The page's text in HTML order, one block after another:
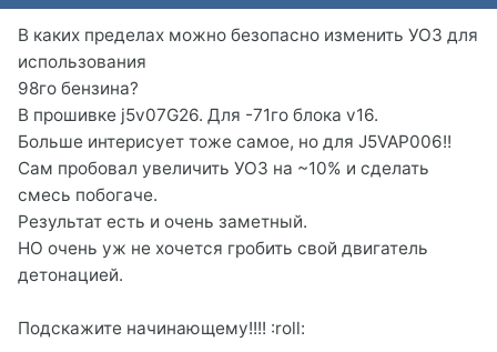
В каких пределах можно безопасно изменить УОЗ для
использования
98го бензина?
В прошивке j5v07G26. Для -71го блока v16.
Больше интерисует тоже самое, но для J5VAP006!!
Сам пробовал увеличить УОЗ на ~10% и сделать
смесь побогаче.
Результат есть и очень заметный.
НО очень уж не хочется гробить свой двигатель
детонацией.
Подскажите начинающему!!!! :roll: